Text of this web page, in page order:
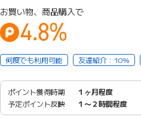
お買い物、商品購入で
4.8%
何度でも利用可能 友達紹介：10%
ポイント獲得時期
１ヶ月程度
予定ポイント反映
１〜２時間程度